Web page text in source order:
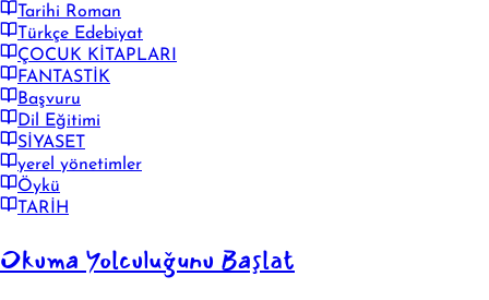
Tarihi Roman
Türkçe Edebiyat
ÇOCUK KİTAPLARI
FANTASTİK
Başvuru
Dil Eğitimi
SİYASET
yerel yönetimler
Öykü
TARİH
Okuma Yolculuğunu Başlat